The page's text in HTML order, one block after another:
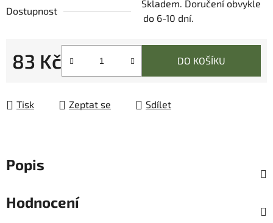
Dostupnost
Skladem. Doručení obvykle
do 6-10 dní.
83 Kč
Měrná cena:
DO KOŠÍKU
Tisk Zeptat se Sdílet
Popis
Hodnocení